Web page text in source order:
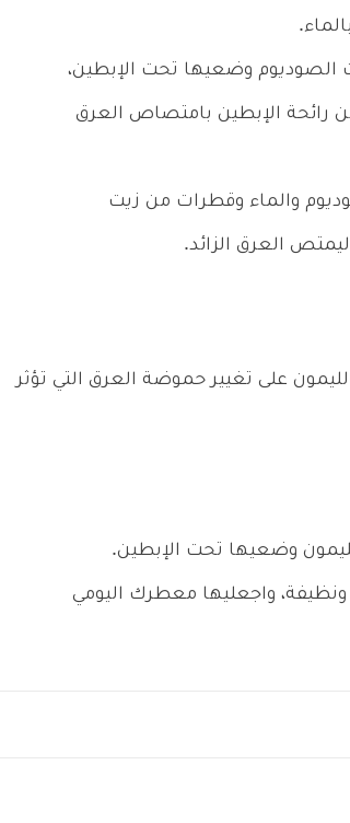
الصوديوم وضعيها تحت الإبطين،
رائحة الإبطين بامتصاص العرق
والماء وقطرات من زيت
العرق الزائد.
على تغيير حموضة العرق التي تؤثر
وضعيها تحت الإبطين.
واجعليها معطرك اليومي